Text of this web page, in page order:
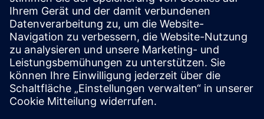
Anfrage Exklusivtraining
Haben Sie Bedarf an einem höheren Schulungsangebot und
brauchen ein exklusives Training – entweder vor Ort bei Ihnen,
virtuell oder in einem SITRAIN Trainingscenter? Nachdem Sie
uns Ihre persönlichen Daten und Ihren Trainingsbedarf
übermittelt haben, bekommen Sie von uns ein Angebot für eine
exklusive Schulung.
Exklusives Angebot anfragen